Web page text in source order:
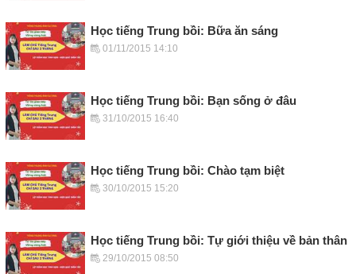
Học tiếng Trung bồi: Bữa ăn sáng
01/11/2015 14:10
Học tiếng Trung bồi: Bạn sống ở đâu
31/10/2015 16:40
Học tiếng Trung bồi: Chào tạm biệt
30/10/2015 15:20
Học tiếng Trung bồi: Tự giới thiệu về bản thân
29/10/2015 08:50